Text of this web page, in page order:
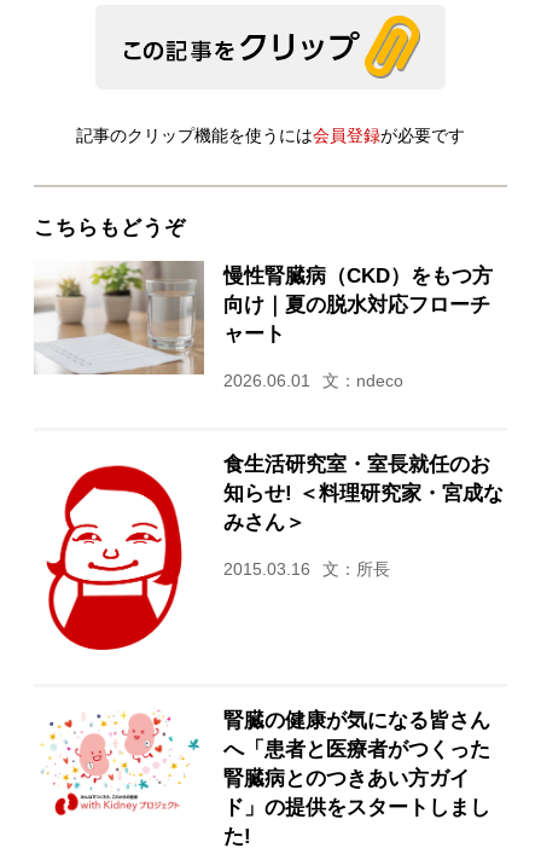
記事のクリップ機能を使うには会員登録が必要です
こちらもどうぞ
慢性腎臓病（CKD）をもつ方
向け｜夏の脱水対応フローチ
ャート
2026.06.01 文：ndeco
食生活研究室・室長就任のお
知らせ! ＜料理研究家・宮成な
みさん＞
2015.03.16 文：所長
腎臓の健康が気になる皆さん
へ「患者と医療者がつくった
腎臓病とのつきあい方ガイ
ド」の提供をスタートしまし
た!